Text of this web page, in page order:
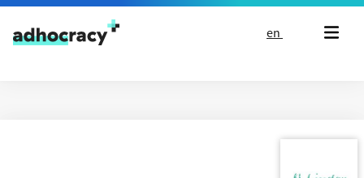
Skip to content
en